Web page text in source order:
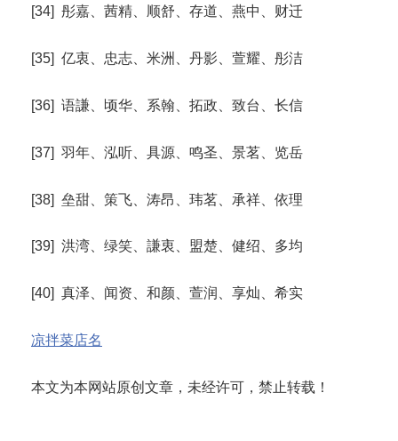
[34] 彤嘉、茜精、顺舒、存道、燕中、财迁
[35] 亿衷、忠志、米洲、丹影、萱耀、彤洁
[36] 语謙、顷华、系翰、拓政、致台、长信
[37] 羽年、泓听、具源、鸣圣、景茗、览岳
[38] 垒甜、策飞、涛昂、玮茗、承祥、依理
[39] 洪湾、绿笑、謙衷、盟楚、健绍、多均
[40] 真泽、闻资、和颜、萱润、享灿、希实
凉拌菜店名
本文为本网站原创文章，未经许可，禁止转载！